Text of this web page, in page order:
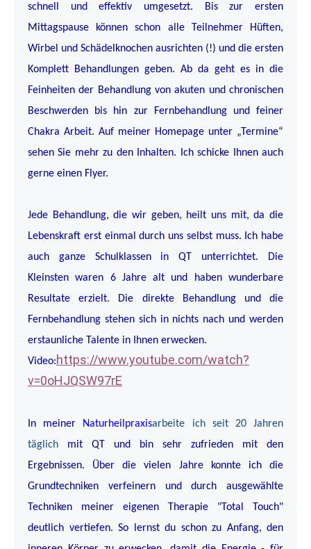
schnell und effektiv umgesetzt. Bis zur ersten
Mittagspause können schon alle Teilnehmer Hüften,
Wirbel und Schädelknochen ausrichten (!) und die ersten
Komplett Behandlungen geben. Ab da geht es in die
Feinheiten der Behandlung von akuten und chronischen
Beschwerden bis hin zur Fernbehandlung und feiner
Chakra Arbeit. Auf meiner Homepage unter „Termine“
sehen Sie mehr zu den Inhalten. Ich schicke Ihnen auch
gerne einen Flyer.
Jede Behandlung, die wir geben, heilt uns mit, da die
Lebenskraft erst einmal durch uns selbst muss. Ich habe
auch ganze Schulklassen in QT unterrichtet. Die
Kleinsten waren 6 Jahre alt und haben wunderbare
Resultate erzielt. Die direkte Behandlung und die
Fernbehandlung stehen sich in nichts nach und werden
erstaunliche Talente in Ihnen erwecken.
Video:https://www.youtube.com/watch?
v=0oHJQSW97rE
In meiner Naturheilpraxisarbeite ich seit 20 Jahren
täglich mit QT und bin sehr zufrieden mit den
Ergebnissen. Über die vielen Jahre konnte ich die
Grundtechniken verfeinern und durch ausgewählte
Techniken meiner eigenen Therapie "Total Touch"
deutlich vertiefen. So lernst du schon zu Anfang, den